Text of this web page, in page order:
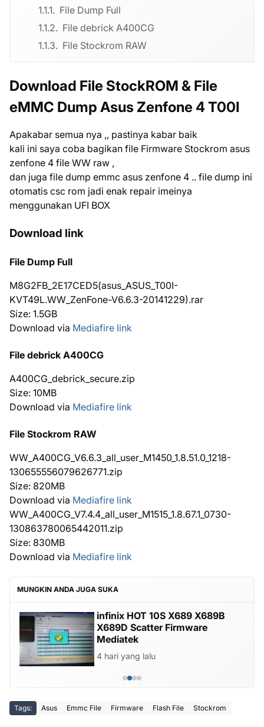
File Dump Full
File debrick A400CG
File Stockrom RAW
Download File StockROM & File
eMMC Dump Asus Zenfone 4 T00I
Apakabar semua nya ,, pastinya kabar baik
kali ini saya coba bagikan file Firmware Stockrom asus
zenfone 4 file WW raw ,
dan juga file dump emmc asus zenfone 4 .. file dump ini
otomatis csc rom jadi enak repair imeinya
menggunakan UFI BOX
Download link
File Dump Full
M8G2FB_2E17CED5(asus_ASUS_T00I-
KVT49L.WW_ZenFone-V6.6.3-20141229).rar
Size: 1.5GB
Download via Mediafire link
File debrick A400CG
A400CG_debrick_secure.zip
Size: 10MB
Download via Mediafire link
File Stockrom RAW
WW_A400CG_V6.6.3_all_user_M1450_1.8.51.0_1218-
130655556079626771.zip
Size: 820MB
Download via Mediafire link
WW_A400CG_V7.4.4_all_user_M1515_1.8.67.1_0730-
130863780065442011.zip
Size: 830MB
Download via Mediafire link
MUNGKIN ANDA JUGA SUKA
infinix HOT 10S X689 X689B
X689D Scatter Firmware
Mediatek
4 hari yang lalu
Tags: Asus Emmc File Firmware Flash File Stockrom